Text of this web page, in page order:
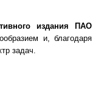
издания ПАО
и, благодаря
задач.